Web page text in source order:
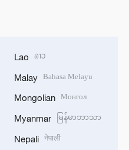
Lao ລາວ
Malay Bahasa Melayu
Mongolian Монгол
Myanmar မြန်မာဘာသာ
Nepali नेपाली